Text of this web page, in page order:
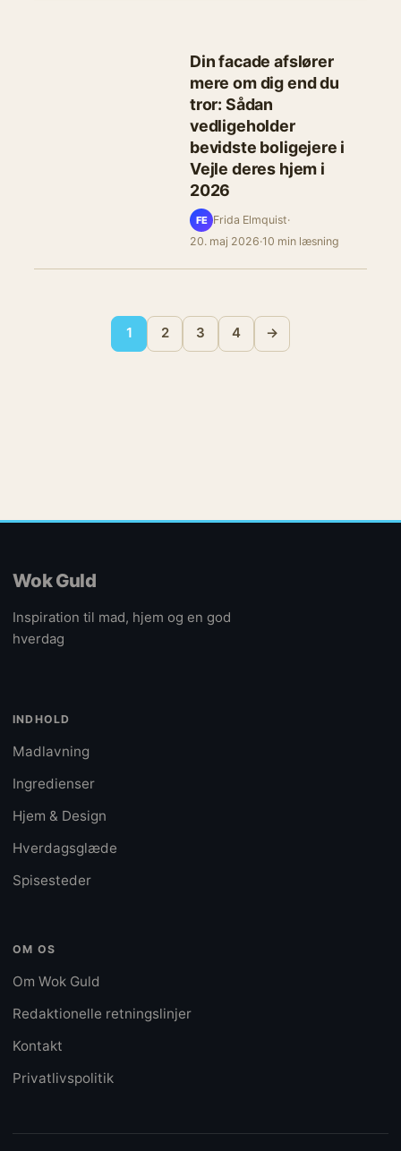
Din facade afslører
mere om dig end du
tror: Sådan
vedligeholder
bevidste boligejere i
Vejle deres hjem i
2026
FE Frida Elmquist·
20. maj 2026·10 min læsning
1 2 3 4 →
Wok Guld
Inspiration til mad, hjem og en god
hverdag
INDHOLD
Madlavning
Ingredienser
Hjem & Design
Hverdagsglæde
Spisesteder
OM OS
Om Wok Guld
Redaktionelle retningslinjer
Kontakt
Privatlivspolitik